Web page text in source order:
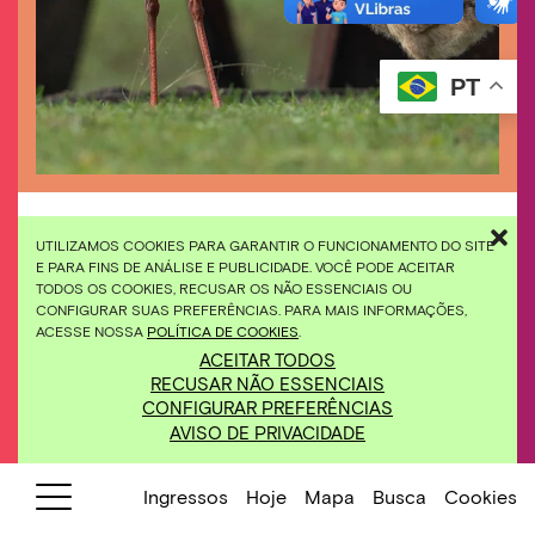
UTILIZAMOS COOKIES PARA GARANTIR O FUNCIONAMENTO DO SITE
E PARA FINS DE ANÁLISE E PUBLICIDADE. VOCÊ PODE ACEITAR
TODOS OS COOKIES, RECUSAR OS NÃO ESSENCIAIS OU
CONFIGURAR SUAS PREFERÊNCIAS. PARA MAIS INFORMAÇÕES,
ACESSE NOSSA POLÍTICA DE COOKIES
ACEITAR TODOS
RECUSAR NÃO ESSENCIAIS
CONFIGURAR PREFERÊNCIAS
AVISO DE PRIVACIDADE
Cadastre-se pra receber novidades
PT
Ingressos Hoje Mapa Busca Cookies